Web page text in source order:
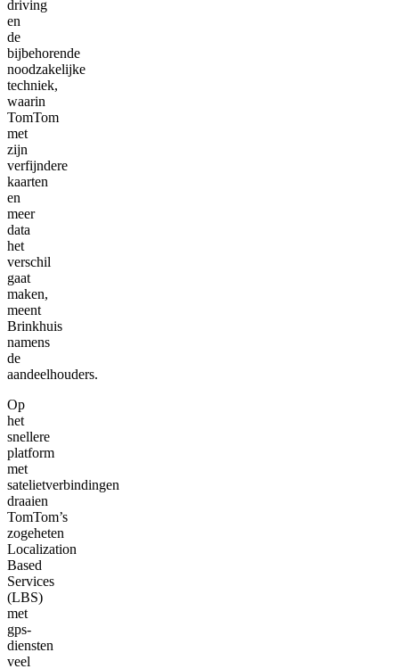
driving
en
de
bijbehorende
noodzakelijke
techniek,
waarin
TomTom
met
zijn
verfijndere
kaarten
en
meer
data
het
verschil
gaat
maken,
meent
Brinkhuis
namens
de
aandeelhouders.
Op
het
snellere
platform
met
satelietverbindingen
draaien
TomTom’s
zogeheten
Localization
Based
Services
(LBS)
met
gps-
diensten
veel